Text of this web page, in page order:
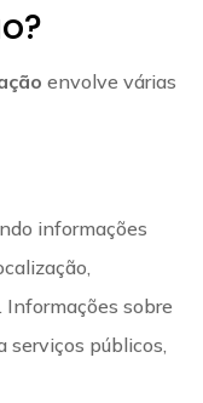
envolve várias
informações
sobre
serviços públicos,